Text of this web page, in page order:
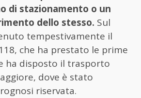
di stazionamento o un
dello stesso. Sul
tempestivamente il
che ha prestato le prime
ha disposto il trasporto
dove è stato
riservata.